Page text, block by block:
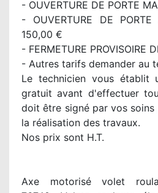
- OUVERTURE DE PORTE
- OUVERTURE DE PORTE
150,00 €
- FERMETURE PROVISOIRE
- Autres tarifs demander au
Le technicien vous établit
gratuit avant d'effectuer
doit être signé par vos soins
la réalisation des travaux.
Nos prix sont H.T.
Axe motorisé volet